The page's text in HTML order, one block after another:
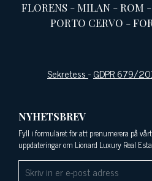
FLORENS -MILAN -ROM -
PORTO CERVO -
Sekretess-GDPR 679/
NYHETSBREV
Fyll i formuläret för att prenumerera på
uppdateringar om Lionard Luxury Real